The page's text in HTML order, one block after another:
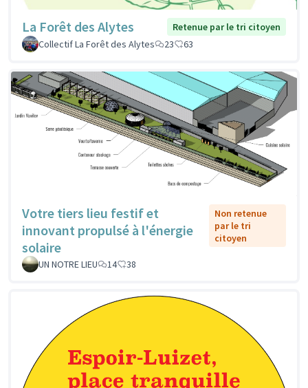
La Forêt des Alytes
Retenue par le tri citoyen
Collectif La Forêt des Alytes
23 63
Votre tiers lieu festif et
innovant propulsé à l'énergie
solaire
Non retenue
par le tri
citoyen
UN NOTRE LIEU 14 38